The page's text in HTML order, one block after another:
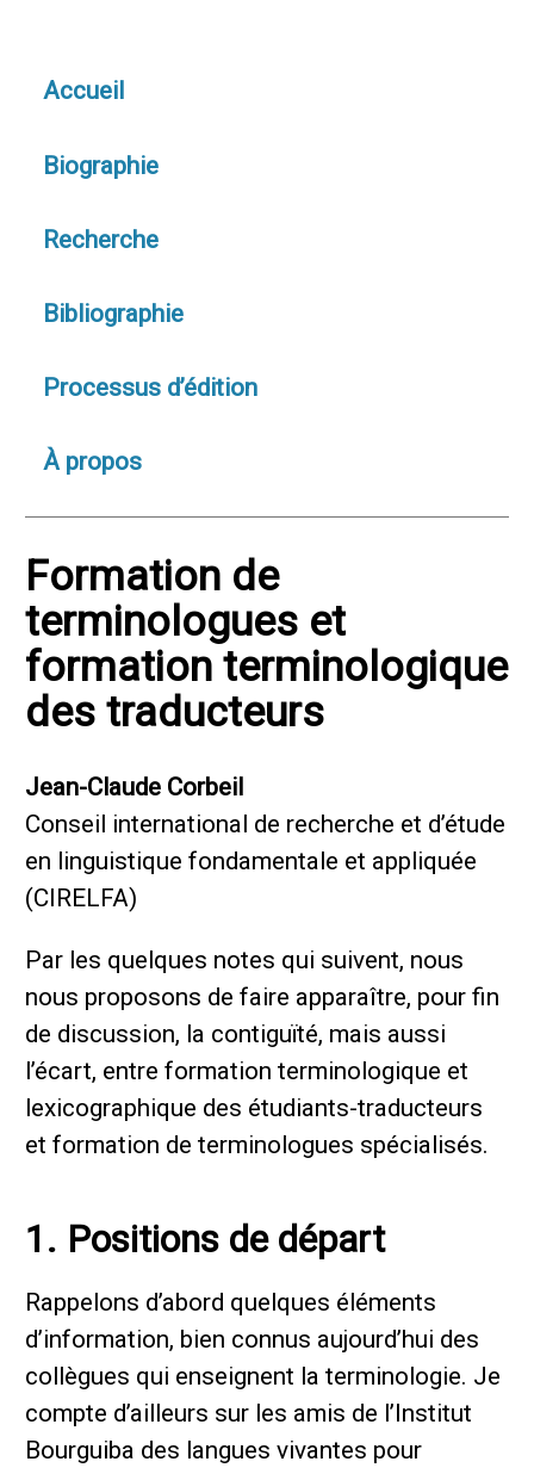
Accueil
Biographie
Recherche
Bibliographie
Processus d’édition
À propos
Formation de
terminologues et
formation terminologique
des traducteurs
Jean-Claude Corbeil
Conseil international de recherche et d’étude
en linguistique fondamentale et appliquée
(CIRELFA)
Par les quelques notes qui suivent, nous
nous proposons de faire apparaître, pour fin
de discussion, la contiguïté, mais aussi
l’écart, entre formation terminologique et
lexicographique des étudiants-traducteurs
et formation de terminologues spécialisés.
1. Positions de départ
Rappelons d’abord quelques éléments
d’information, bien connus aujourd’hui des
collègues qui enseignent la terminologie. Je
compte d’ailleurs sur les amis de l’Institut
Bourguiba des langues vivantes pour